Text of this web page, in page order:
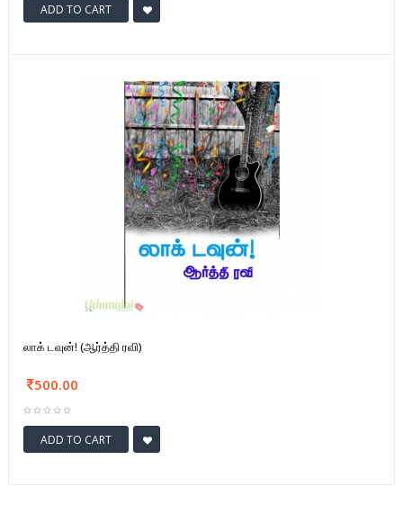
ADD TO CART
லாக் டவுன்! (ஆர்த்தி ரவி)
500.00
ADD TO CART